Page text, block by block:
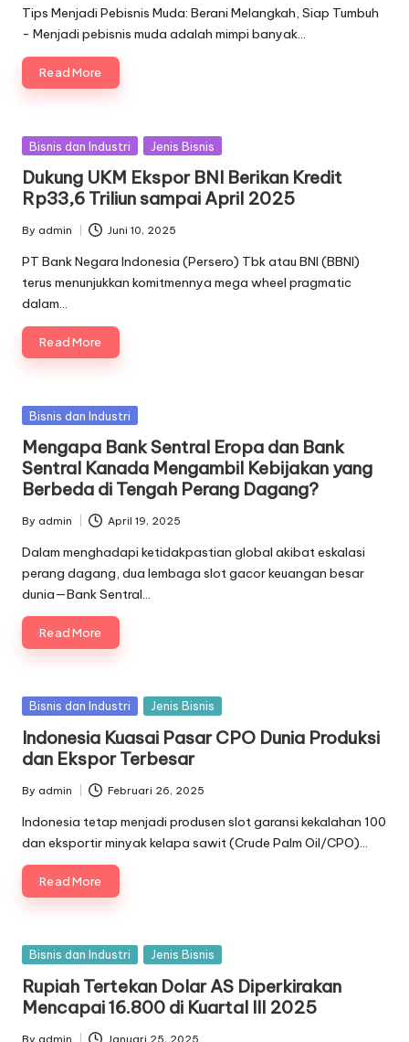
by
Tips Menjadi Pebisnis Muda: Berani Melangkah, Siap Tumbuh
- Menjadi pebisnis muda adalah mimpi banyak…
Read More
Posted
Bisnis dan Industri Jenis Bisnis
Dukung UKM Ekspor BNI Berikan Kredit
Rp33,6 Triliun sampai April 2025
Posted
by
By admin Juni 10, 2025
PT Bank Negara Indonesia (Persero) Tbk atau BNI (BBNI)
terus menunjukkan komitmennya mega wheel pragmatic
dalam…
Read More
Posted
Bisnis dan Industri
Mengapa Bank Sentral Eropa dan Bank
Sentral Kanada Mengambil Kebijakan yang
Berbeda di Tengah Perang Dagang?
Posted
by
By admin April 19, 2025
Dalam menghadapi ketidakpastian global akibat eskalasi
perang dagang, dua lembaga slot gacor keuangan besar
dunia—Bank Sentral…
Read More
Posted
Bisnis dan Industri Jenis Bisnis
Indonesia Kuasai Pasar CPO Dunia Produksi
dan Ekspor Terbesar
Posted
by
By admin Februari 26, 2025
Indonesia tetap menjadi produsen slot garansi kekalahan 100
dan eksportir minyak kelapa sawit (Crude Palm Oil/CPO)…
Read More
Posted
Bisnis dan Industri Jenis Bisnis
Rupiah Tertekan Dolar AS Diperkirakan
Mencapai 16.800 di Kuartal III 2025
By admin Januari 25, 2025